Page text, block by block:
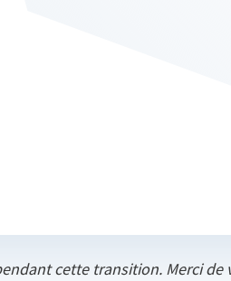
cette transition. Merci